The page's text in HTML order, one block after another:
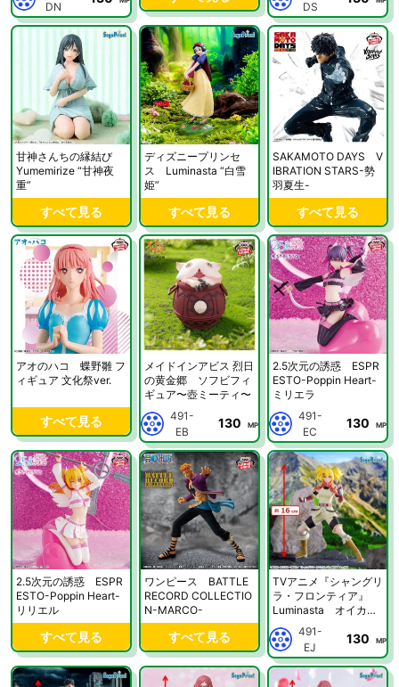
DN
DS
甘神さんちの縁結び
Yumemirize “甘神夜
重”
すべて見る
ディズニープリンセ
ス Luminasta “白雪
姫”
すべて見る
SAKAMOTO DAYS V
IBRATION STARS-勢
羽夏生-
すべて見る
アオのハコ 蝶野雛 フ
ィギュア 文化祭ver.
すべて見る
メイドインアビス 烈日
の黄金郷 ソフビフィ
ギュア〜壺ミーティ〜
491-
EB
130 MP
2.5次元の誘惑 ESPR
ESTO-Poppin Heart-
ミリエラ
491-
EC
130 MP
2.5次元の誘惑 ESPR
ESTO-Poppin Heart-
リリエル
すべて見る
ワンピース BATTLE
RECORD COLLECTIO
N-MARCO-
すべて見る
TVアニメ『シャングリ
ラ・フロンティア』
Luminasta オイカッ
491-
EJ
130 MP